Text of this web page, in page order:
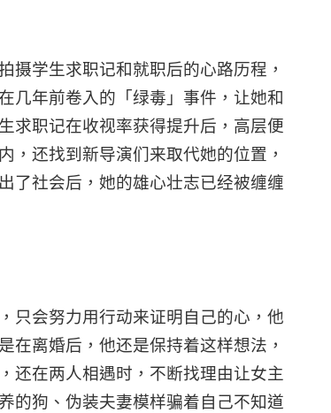
摄学生求职记和就职后的心路历程，
几年前卷入的「绿毒」事件，让她和
求职记在收视率获得提升后，高层便
，还找到新导演们来取代她的位置，
了社会后，她的雄心壮志已经被缠缠
只会努力用行动来证明自己的心，他
在离婚后，他还是保持着这样想法，
还在两人相遇时，不断找理由让女主
的狗、伪装夫妻模样骗着自己不知道